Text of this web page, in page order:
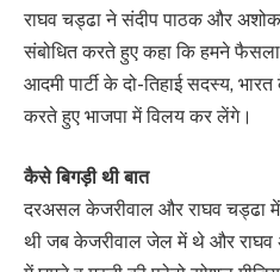
राघव चड्ढा ने संदीप पाठक और
संबोधित करते हुए कहा कि हमने
आदमी पार्टी के दो-तिहाई सदस्य,
करते हुए भाजपा में विलय कर लेंगे।
कैसे बिगड़ी थी बात
दरअसल केजरीवाल और राघव चड्ढा
थी जब केजरीवाल जेल में थे और राघव